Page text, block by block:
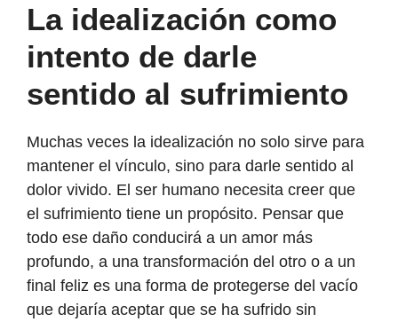
La idealización como
intento de darle
sentido al sufrimiento
Muchas veces la idealización no solo sirve para
mantener el vínculo, sino para darle sentido al
dolor vivido. El ser humano necesita creer que
el sufrimiento tiene un propósito. Pensar que
todo ese daño conducirá a un amor más
profundo, a una transformación del otro o a un
final feliz es una forma de protegerse del vacío
que dejaría aceptar que se ha sufrido sin